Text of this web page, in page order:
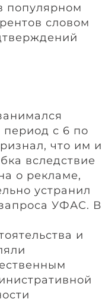
популярном
словом
с 6 по
что им и
вследствие
о рекламе,
устранил
УФАС. В
и